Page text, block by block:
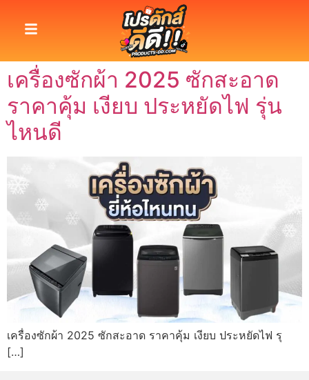
เครื่องซักผ้า 2025 ซักสะอาด
ราคาคุ้ม เงียบ ประหยัดไฟ รุ่น
ไหนดี
เครื่องซักผ้า 2025 ซักสะอาด ราคาคุ้ม เงียบ ประหยัดไฟ รุ
[…]